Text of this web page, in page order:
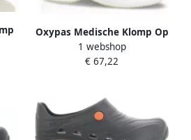
Oxypas Medische Klomp Op
Hak Sandy O.H. Met Strap |
Pastelgroen | 10.154.073.02
1 webshop
€ 67,22